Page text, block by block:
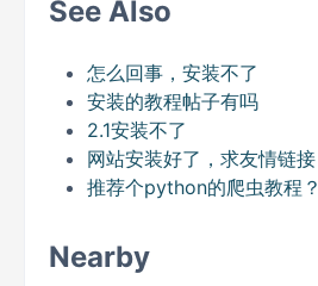
See Also
怎么回事，安装不了
安装的教程帖子有吗
2.1安装不了
网站安装好了，求友情链接
推荐个python的爬虫教程？
Nearby